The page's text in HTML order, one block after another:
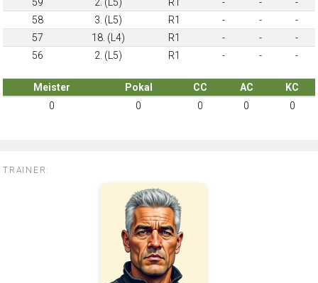
58
3. (L5) R1 - -
-
57
18. (L4) R1 - -
-
56
2. (L5) R1 - - -
Meister Pokal CC AC
KC
0
0 0 0 0
TRAINER: